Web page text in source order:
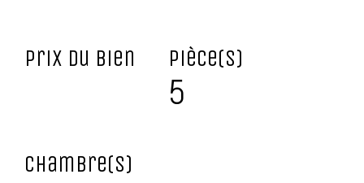
Prix du bien Pièce(s)
5
Chambre(s)